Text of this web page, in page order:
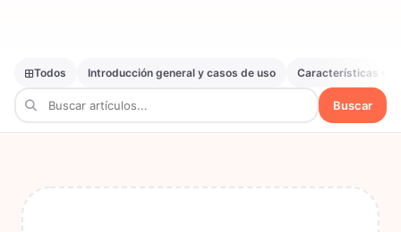
Todos Introducción general y casos de uso Características
Buscar